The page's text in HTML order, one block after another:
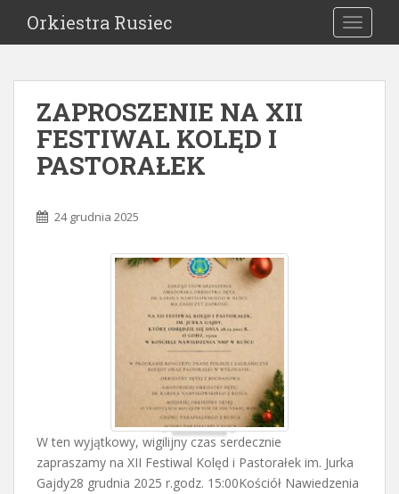
Orkiestra Rusiec
ZAPROSZENIE NA XII
FESTIWAL KOLĘD I
PASTORAŁEK
24 grudnia 2025
W ten wyjątkowy, wigilijny czas serdecznie
zapraszamy na XII Festiwal Kolęd i Pastorałek im. Jurka
Gajdy28 grudnia 2025 r.godz. 15:00Kościół Nawiedzenia